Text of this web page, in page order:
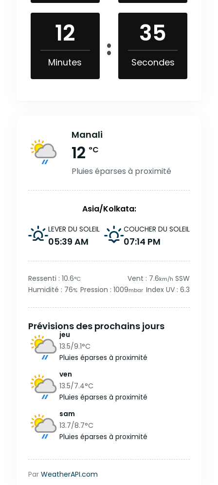
12
Minutes
34
Secondes
Manali
12 °C
Pluies éparses à proximité
Asia/Kolkata:
LEVER DU SOLEIL
05:39 AM
COUCHER DU SOLEIL
07:14 PM
Ressenti : 10.6°C Vent : 7.6km/h SSW
Humidité : 76% Pression : 1009mbar Index UV : 6.3
Prévisions des prochains jours
jeu
13.5/9.1°C
Pluies éparses à proximité
ven
13.5/7.4°C
Pluies éparses à proximité
sam
13.7/8.7°C
Pluies éparses à proximité
Par WeatherAPI.com